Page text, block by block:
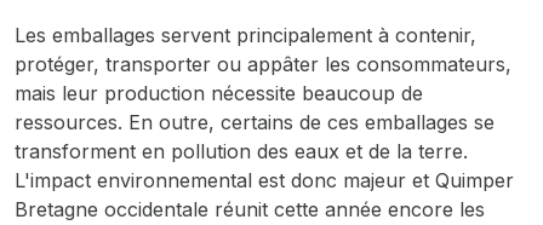
Les emballages servent principalement à contenir,
protéger, transporter ou appâter les consommateurs,
mais leur production nécessite beaucoup de
ressources. En outre, certains de ces emballages se
transforment en pollution des eaux et de la terre.
L'impact environnemental est donc majeur et Quimper
Bretagne occidentale réunit cette année encore les